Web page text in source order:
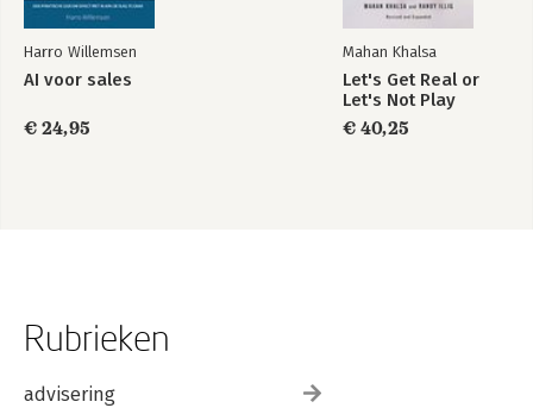
Harro Willemsen
AI voor sales
€ 24,95
Mahan Khalsa
Let's Get Real or
Let's Not Play
€ 40,25
Rubrieken
advisering